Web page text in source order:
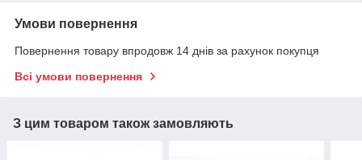
Умови повернення
Повернення товару впродовж 14 днів за рахунок покупця
Всі умови повернення
З цим товаром також замовляють